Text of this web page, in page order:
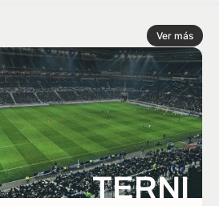
Ver más
TERNI